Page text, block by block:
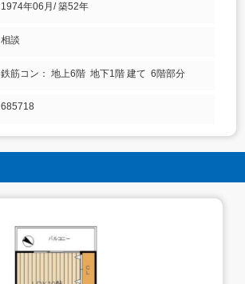
1974年06月/ 築52年
相談
鉄筋コン： 地上6階 地下1階 建て 6階部分
685718